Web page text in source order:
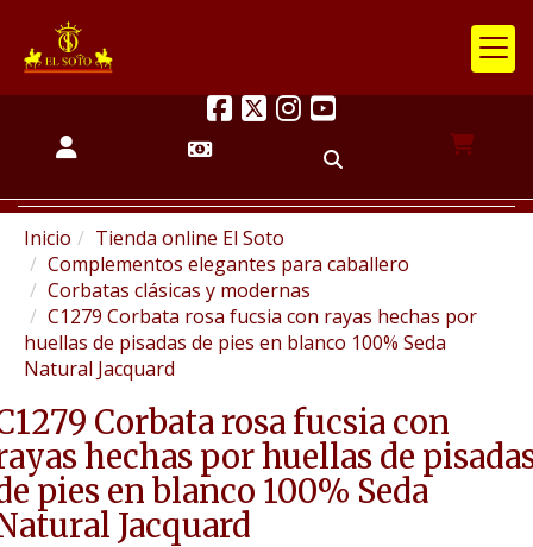
Inicio
Tienda online El Soto
Complementos elegantes para caballero
Corbatas clásicas y modernas
C1279 Corbata rosa fucsia con rayas hechas por
huellas de pisadas de pies en blanco 100% Seda
Natural Jacquard
Corbata rosa fucsia con
hechas por huellas de
pies en blanco 100% Seda
Jacquard